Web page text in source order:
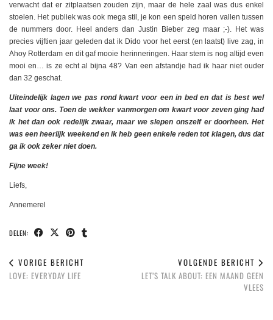
verwacht dat er zitplaatsen zouden zijn, maar de hele zaal was dus enkel
stoelen. Het publiek was ook mega stil, je kon een speld horen vallen tussen
de nummers door. Heel anders dan Justin Bieber zeg maar ;-). Het was
precies vijftien jaar geleden dat ik Dido voor het eerst (en laatst) live zag, in
Ahoy Rotterdam en dit gaf mooie herinneringen. Haar stem is nog altijd even
mooi en… is ze echt al bijna 48? Van een afstandje had ik haar niet ouder
dan 32 geschat.
Uiteindelijk lagen we pas rond kwart voor een in bed en dat is best wel
laat voor ons. Toen de wekker vanmorgen om kwart voor zeven ging had
ik het dan ook redelijk zwaar, maar we slepen onszelf er doorheen. Het
was een heerlijk weekend en ik heb geen enkele reden tot klagen, dus dat
ga ik ook zeker niet doen.
Fijne week!
Liefs,
Annemerel
DELEN:
VORIGE BERICHT
LOVE: EVERYDAY LIFE
VOLGENDE BERICHT
LET’S TALK ABOUT: EEN MAAND GEEN
VLEES